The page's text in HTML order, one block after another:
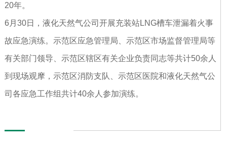
20年。
6月30日，液化天然气公司开展充装站LNG槽车泄漏着火事
故应急演练。示范区应急管理局、示范区市场监督管理局等
有关部门领导、示范区辖区有关企业负责同志等共计50余人
到现场观摩，示范区消防支队、示范区医院和液化天然气公
司各应急工作组共计40余人参加演练。